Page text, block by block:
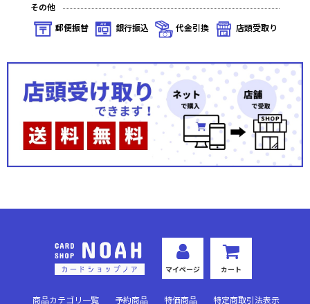
その他
郵便振替
銀行振込 代金引換 店頭受取り
マイページ カート
商品カテゴリ一覧 予約商品 特価商品 特定商取引法表示